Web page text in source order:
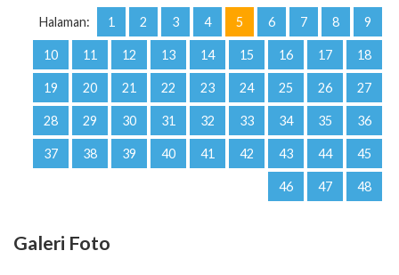
Halaman: 1 2 3 4 5 6 7 8 9
10 11 12 13 14 15 16 17 18
19 20 21 22 23 24 25 26 27
28 29 30 31 32 33 34 35 36
37 38 39 40 41 42 43 44 45
46 47 48
Galeri Foto